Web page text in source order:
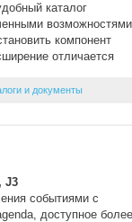
каталог
компонент
отличается
и документы
J3
событиями с
доступное более